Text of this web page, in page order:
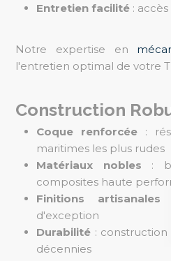
Entretien facilité :
Notre expertise en
l'entretien optimal de votre
Construction
Coque renforcée :
maritimes les plus rudes
Matériaux nobles :
composites haute
Finitions artisanales
d'exception
Durabilité :
décennies